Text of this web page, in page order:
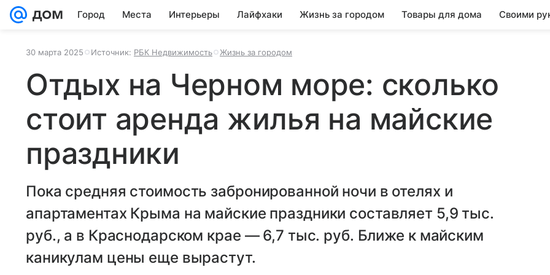
Город Места Интерьеры Лайфхаки Жизнь за городом Товары для дома Своими
30 марта 2025 Источник: РБК Недвижимость Жизнь за городом
Отдых на Черном море: сколько
стоит аренда жилья на майские
праздники
Пока средняя стоимость забронированной ночи в отелях и
апартаментах Крыма на майские праздники составляет 5,9 тыс.
руб., а в Краснодарском крае — 6,7 тыс. руб. Ближе к майским
каникулам цены еще вырастут.